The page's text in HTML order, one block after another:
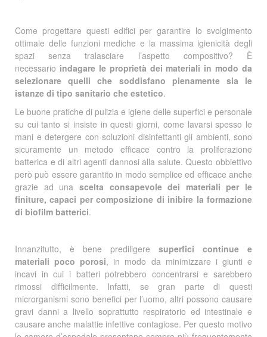
Come progettare questi edifici per garantire lo svolgimento
ottimale delle funzioni mediche e la massima igienicità degli
spazi senza tralasciare l’aspetto compositivo? È
necessario indagare le proprietà dei materiali in modo da
selezionare quelli che soddisfano pienamente sia le
istanze di tipo sanitario che estetico.
Le buone pratiche di pulizia e igiene delle superfici e personale
su cui tanto si insiste in questi giorni, come lavarsi spesso le
mani e detergere con soluzioni disinfettanti gli ambienti, sono
sicuramente un metodo efficace contro la proliferazione
batterica e di altri agenti dannosi alla salute. Questo obbiettivo
però può essere garantito in modo semplice ed efficace anche
grazie ad una scelta consapevole dei materiali per le
finiture, capaci per composizione di inibire la formazione
di biofilm batterici.
Innanzitutto, è bene prediligere superfici continue e
materiali poco porosi, in modo da minimizzare i giunti e
incavi in cui i batteri potrebbero concentrarsi e sarebbero
rimossi difficilmente. Infatti, se gran parte di questi
microrganismi sono benefici per l’uomo, altri possono causare
gravi danni a livello soprattutto respiratorio ed intestinale e
causare anche malattie infettive contagiose. Per questo motivo